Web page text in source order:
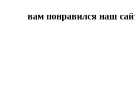
вам понравился наш